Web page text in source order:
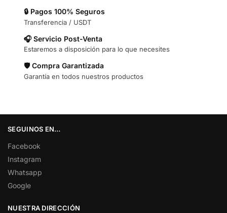
🔒 Pagos 100% Seguros
Transferencia / USDT
🎧 Servicio Post-Venta
Estaremos a disposición para lo que necesites
🛡️ Compra Garantizada
Garantía en todos nuestros productos
SEGUINOS EN…
Facebook
Instagram
Whatsapp
Google
NUESTRA DIRECCIÓN